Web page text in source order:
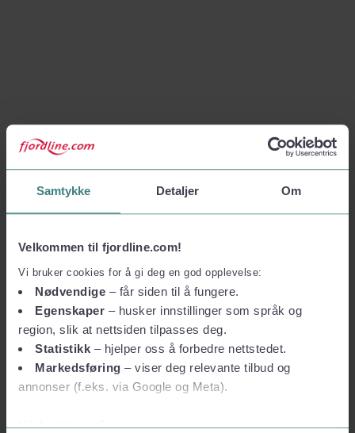
Samtykke Detaljer Om
Velkommen til fjordline.com!
Vi bruker cookies for å gi deg en god opplevelse:
Nødvendige – får siden til å fungere.
Egenskaper – husker innstillinger som språk og
region, slik at nettsiden tilpasses deg.
Statistikk – hjelper oss å forbedre nettstedet.
Markedsføring – viser deg relevante tilbud og
annonser (f.eks. via Google og Meta).
Vil du vite mer?